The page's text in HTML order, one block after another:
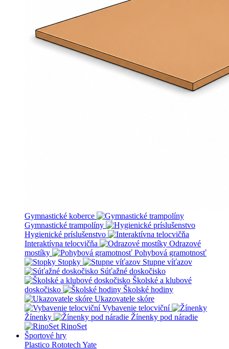
Gymnastické koberce
Gymnastické trampolíny
Hygienické príslušenstvo
Interaktívna telocvičňa
Odrazové
mostíky
Pohybová gramotnosť
Stopky
Stupne víťazov
Súťažné doskočisko
Školské a klubové
doskočisko
Školské hodiny
Ukazovatele skóre
Vybavenie telocviční
Žínenky
Žínenky pod náradie
RinoSet
Športové hry
Plastico Rototech Yate